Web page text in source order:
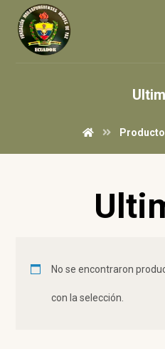
No se encontraron
con la selección.